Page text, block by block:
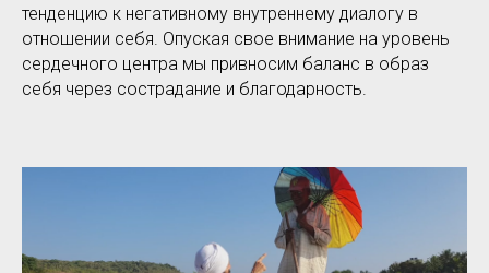
тенденцию к негативному внутреннему диалогу в
отношении себя. Опуская свое внимание на уровень
сердечного центра мы привносим баланс в образ
себя через сострадание и благодарность.